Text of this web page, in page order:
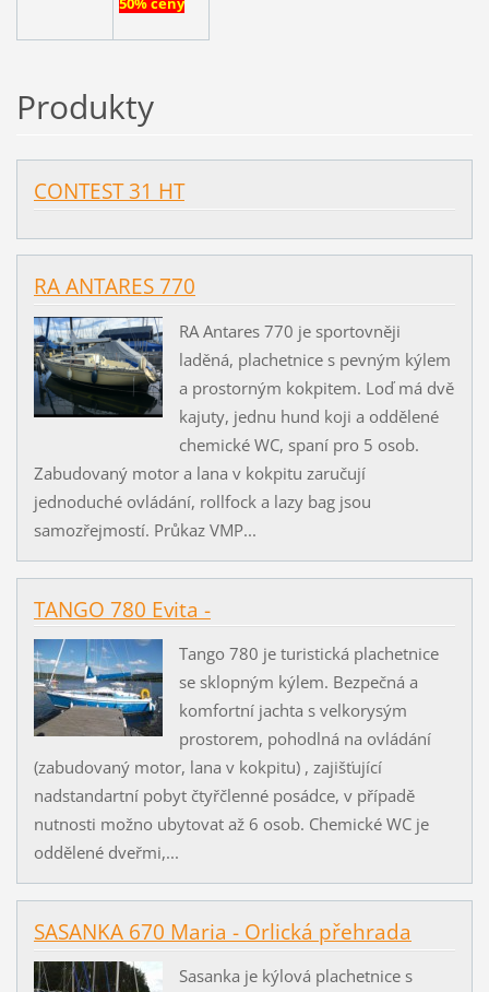
Produkty
CONTEST 31 HT
RA ANTARES 770
RA Antares 770 je sportovněji
laděná, plachetnice s pevným kýlem
a prostorným kokpitem. Loď má dvě
kajuty, jednu hund koji a oddělené
chemické WC, spaní pro 5 osob.
Zabudovaný motor a lana v kokpitu zaručují
jednoduché ovládání, rollfock a lazy bag jsou
samozřejmostí. Průkaz VMP...
TANGO 780 Evita -
Tango 780 je turistická plachetnice
se sklopným kýlem. Bezpečná a
komfortní jachta s velkorysým
prostorem, pohodlná na ovládání
(zabudovaný motor, lana v kokpitu) , zajišťující
nadstandartní pobyt čtyřčlenné posádce, v případě
nutnosti možno ubytovat až 6 osob. Chemické WC je
oddělené dveřmi,...
SASANKA 670 Maria - Orlická přehrada
Sasanka je kýlová plachetnice s